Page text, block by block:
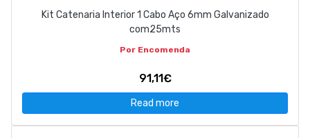
Kit Catenaria Interior 1 Cabo Aço 6mm Galvanizado
com25mts
Por Encomenda
91,11€
Read more